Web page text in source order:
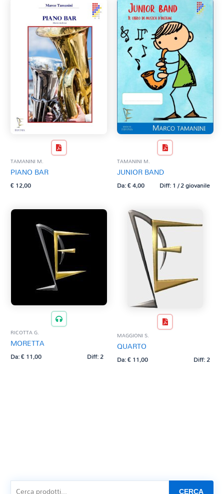
TAMANINI M.
PIANO BAR
€12,00
TAMANINI M.
JUNIOR BAND
Da:€4,00 Diff: 1 / 2 giovanile
RICOTTA G.
MORETTA
Da:€11,00 Diff: 2
MAGGIONI S.
QUARTO
Da:€11,00 Diff: 2
CERCA